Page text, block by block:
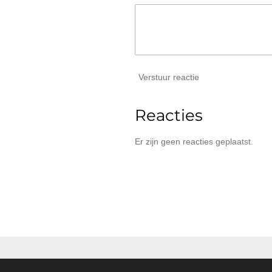
Verstuur reactie
Reacties
Er zijn geen reacties geplaatst.